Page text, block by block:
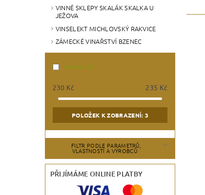
VINNÉ SKLEPY SKALÁK SKALKA U
JEŽOVA
VINSELEKT MICHLOVSKÝ RAKVICE
ZÁMECKÉ VINAŘSTVÍ BZENEC
NA SKLADĚ
230 Kč 235 Kč
POLOŽEK K ZOBRAZENÍ: 3
FILTR PODLE PARAMETRŮ,
VLASTNOSTÍ A VÝROBCŮ
PŘIJÍMÁME ONLINE PLATBY